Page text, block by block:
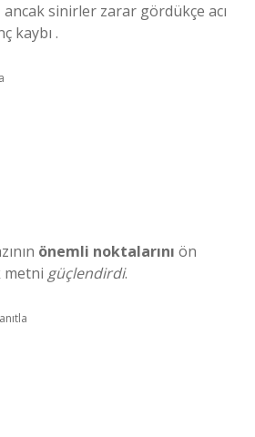
sinirler zarar gördükçe acı
kaybı .
önemli noktalarını ön
metni güçlendirdi.